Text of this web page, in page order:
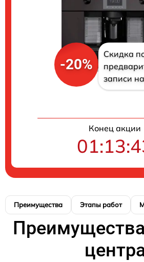
-20%
Скидка
записи
Конец акции
Преимущества Этапы работ